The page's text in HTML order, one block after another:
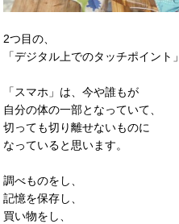
2つ目の、
「デジタル上でのタッチポイント」
「スマホ」は、今や誰もが
自分の体の一部となっていて、
切っても切り離せないものに
なっていると思います。
調べものをし、
記憶を保存し、
買い物をし、